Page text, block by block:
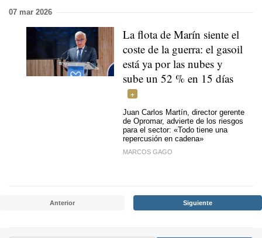
07 mar 2026
La flota de Marín siente el
coste de la guerra: el gasoil
está ya por las nubes y
sube un 52 % en 15 días
Juan Carlos Martín, director gerente
de Opromar, advierte de los riesgos
para el sector: «Todo tiene una
repercusión en cadena»
MARCOS GAGO
Anterior Siguiente